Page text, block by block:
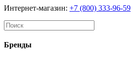
Интернет-магазин: +7 (800) 333-96-59
Бренды